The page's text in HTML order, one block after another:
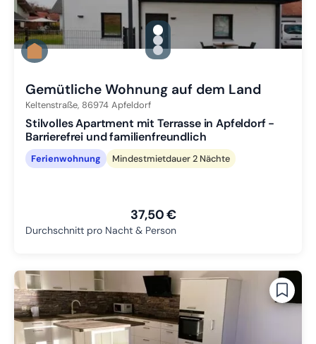
gallery.slide_selector
Zu Slide 1 wechseln
Zu Slide 2 wechseln
Zu Slide 3 wechseln
Gemütliche Wohnung auf dem Land
Keltenstraße, 86974 Apfeldorf
Stilvolles Apartment mit Terrasse in Apfeldorf -
Barrierefrei und familienfreundlich
Ferienwohnung Mindestmietdauer 2 Nächte
37,50 €
Durchschnitt pro Nacht & Person